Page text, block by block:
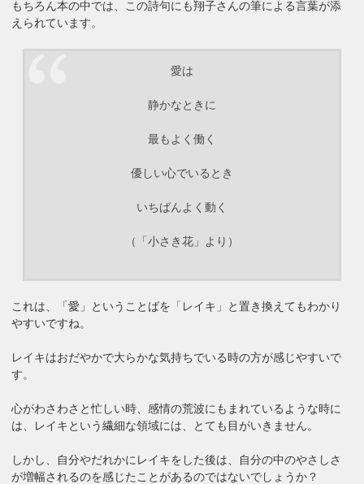
もちろん本の中では、この詩句にも翔子さんの筆による言葉が添
えられています。
愛は
静かなときに
最もよく働く
優しい心でいるとき
いちばんよく動く
（「小さき花」より）
これは、「愛」ということばを「レイキ」と置き換えてもわかり
やすいですね。
レイキはおだやかで大らかな気持ちでいる時の方が感じやすいで
す。
心がわさわさと忙しい時、感情の荒波にもまれているような時に
は、レイキという繊細な領域には、とても目がいきません。
しかし、自分やだれかにレイキをした後は、自分の中のやさしさ
が増幅されるのを感じたことがあるのではないでしょうか？